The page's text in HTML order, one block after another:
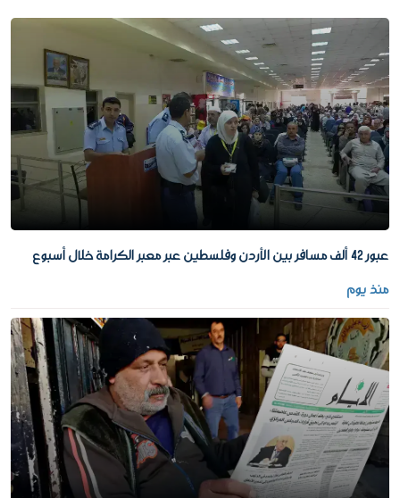
عبور 42 ألف مسافر بين الأردن وفلسطين عبر معبر الكرامة خلال أسبوع
منذ يوم